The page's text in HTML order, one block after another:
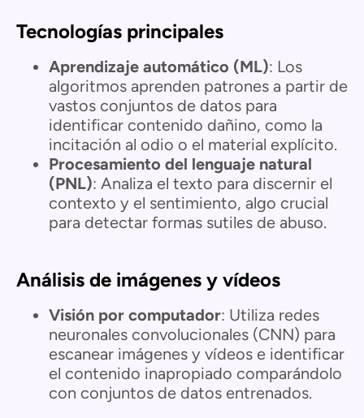
Tecnologías principales
Aprendizaje automático (ML): Los
algoritmos aprenden patrones a partir de
vastos conjuntos de datos para
identificar contenido dañino, como la
incitación al odio o el material explícito.
Procesamiento del lenguaje natural
(PNL): Analiza el texto para discernir el
contexto y el sentimiento, algo crucial
para detectar formas sutiles de abuso.
Análisis de imágenes y vídeos
Visión por computador: Utiliza redes
neuronales convolucionales (CNN) para
escanear imágenes y vídeos e identificar
el contenido inapropiado comparándolo
con conjuntos de datos entrenados.